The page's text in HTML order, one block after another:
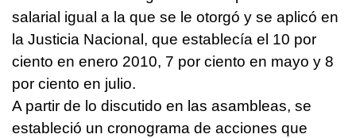
salarial igual a la que se le otorgó y se aplicó en
la Justicia Nacional, que establecía el 10 por
ciento en enero 2010, 7 por ciento en mayo y 8
por ciento en julio.
A partir de lo discutido en las asambleas, se
estableció un cronograma de acciones que